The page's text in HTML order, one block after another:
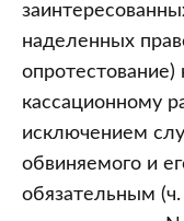
наделенных
опротестование)
кассационному
исключением
обвиняемого и
обязательным